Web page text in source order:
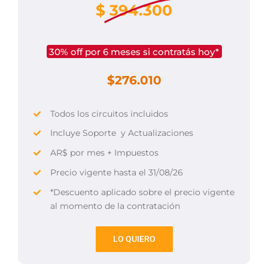
$ 394.300
30% off por 6 meses si contratás hoy*
$276.010
Todos los circuitos incluidos
Incluye Soporte y Actualizaciones
AR$ por mes + Impuestos
Precio vigente hasta el 31/08/26
*Descuento aplicado sobre el precio vigente
al momento de la contratación
LO QUIERO